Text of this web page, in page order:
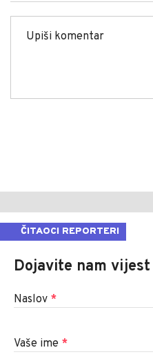
ČITAOCI REPORTERI
Dojavite nam vijest
Naslov *
Vaše ime *